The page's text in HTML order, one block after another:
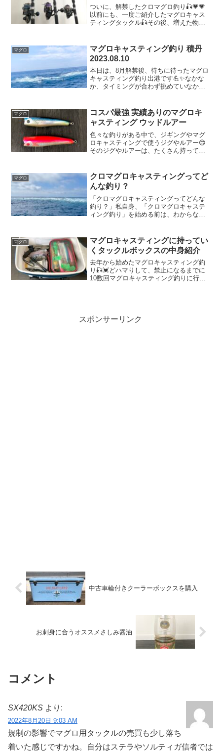
ついに、解禁したクロマグロ釣り🎣💗💗
以前にも、一度ご紹介したマグロキャス
ティングタックル🎣その後、増えた物や
ィングに挑むタックルを全てまとめてご
紹介したいと思います☺...
マグロ
マグロキャスティング釣り 積丹
2023.08.10
本日は、8月解禁後、待ちに待ったマグロ
キャスティング釣り出港です💪✨なかな
か、タイミングが合わず挑めていなかっ
ティング釣り🎣💓晴天猛暑の中、出港🎣
✨本日は、試作で出来上...
マグロ
コスパ最強 実績ありのマグロキ
ャスティング ウッドルアー
色々な釣りがある中で、ジギングやマグ
ロキャスティングで使うジグやルアー😊
そのジグやルアーは、たくさん持ってい
そう️👏🧡」などなど、いくらでも欲しく
なってしまう物です😁💗...
マグロ
クロマグロキャスティングってど
んな釣り？
「クロマグロキャスティングってどんな
釣り？」私自身、「クロマグロキャステ
ィング釣り」を始める前は、わからない
まま、いきなり釣行に挑みました🙈そん
な事をふと思い出し...
マグロ
マグロキャスティングに持ってい
くタックルボックスの中身紹介
去年から始めたマグロキャスティング釣
り🎣💓どハマりして、禁止になるまでに
10数回マグロキャスティング釣りに行っ
スポンサーリンク
中古車輪付きクーラーボックスを購入
お刺身に合うオススメさしみ醤油
コメント
SX420KS より:
2022年8月20日 9:03 AM
規制の影響でマグロ用タックルの売買も少し落ち
着いた感じですかね。自分はステラやソルティガ信者では